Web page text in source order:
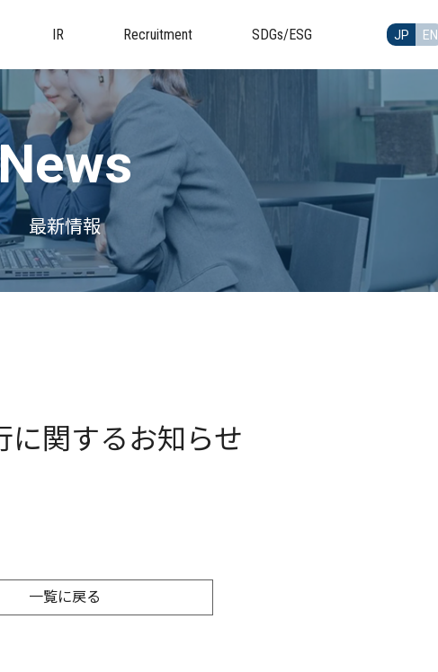
IR Recruitment SDGs/ESG JP EN
最新情報
に関するお知らせ
一覧に戻る